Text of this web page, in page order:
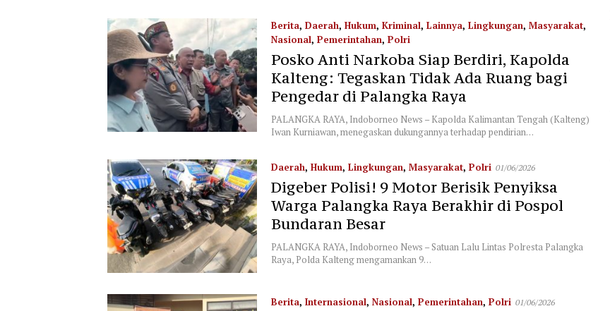
Berita, Daerah, Hukum, Kriminal, Lainnya, Lingkungan, Masyarakat,
Nasional, Pemerintahan, Polri
01/06/2026
Posko Anti Narkoba Siap Berdiri, Kapolda
Kalteng: Tegaskan Tidak Ada Ruang bagi
Pengedar di Palangka Raya
PALANGKA RAYA, Indoborneo News – Kapolda Kalimantan Tengah (Kalteng)
Iwan Kurniawan, menegaskan dukungannya terhadap pendirian…
Daerah, Hukum, Lingkungan, Masyarakat, Polri 01/06/2026
Digeber Polisi! 9 Motor Berisik Penyiksa
Warga Palangka Raya Berakhir di Pospol
Bundaran Besar
PALANGKA RAYA, Indoborneo News – Satuan Lalu Lintas Polresta Palangka
Raya, Polda Kalteng mengamankan 9…
Berita, Internasional, Nasional, Pemerintahan, Polri 01/06/2026